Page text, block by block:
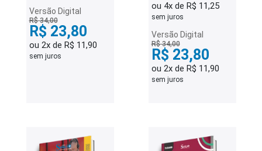
Versão Digital
R$ 34,00
R$ 23,80
ou 2x de R$ 11,90
sem juros
ou 4x de R$ 11,25
sem juros
Versão Digital
R$ 34,00
R$ 23,80
ou 2x de R$ 11,90
sem juros